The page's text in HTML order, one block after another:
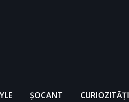
ȘOCANT CURIOZITĂȚI